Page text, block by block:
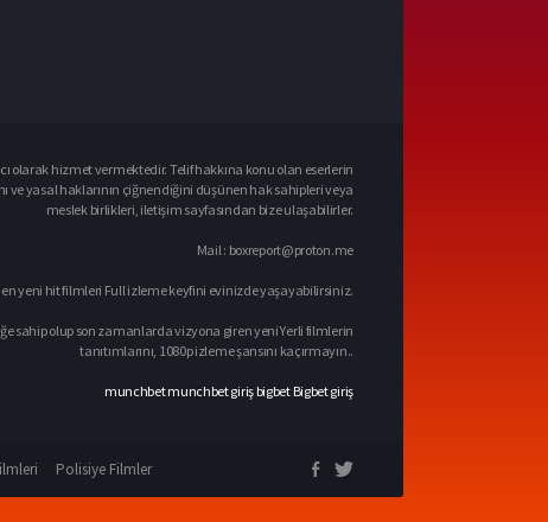
olarak hizmet vermektedir. Telif hakkına konu olan eserlerin
ve yasal haklarının çiğnendiğini düşünen hak sahipleri veya
meslek birlikleri, iletişim sayfasından bize ulaşabilirler.
Mail : boxreport@proton.me
en yeni hit filmleri Full izleme keyfini evinizde yaşayabilirsiniz.
sahip olup son zamanlarda vizyona giren yeni Yerli filmlerin
tanıtımlarını, 1080p izleme şansını kaçırmayın..
munchbetmunchbet giriş bigbet Bigbet giriş
Polisiye Filmler